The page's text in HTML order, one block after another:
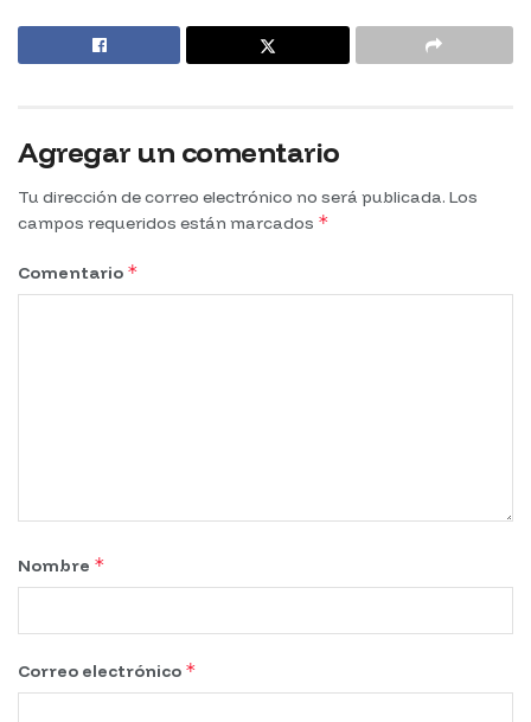
Agregar un comentario
Tu dirección de correo electrónico no será publicada. Los
campos requeridos están marcados *
Comentario *
Nombre *
Correo electrónico *